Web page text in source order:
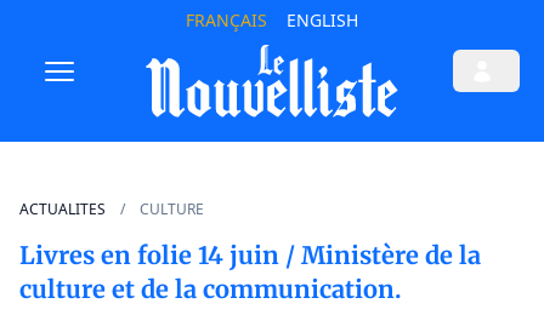
FRANÇAIS ENGLISH
ACTUALITES CULTURE
Livres en folie 14 juin / Ministère de la
culture et de la communication.